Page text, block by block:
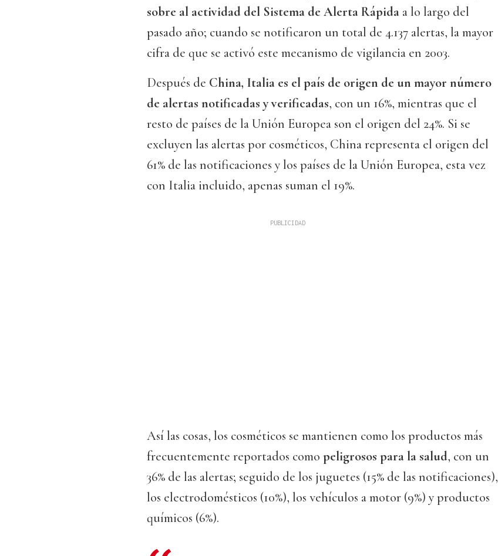
sobre al actividad del Sistema de Alerta Rápida a lo largo del
pasado año; cuando se notificaron un total de 4.137 alertas, la mayor
cifra de que se activó este mecanismo de vigilancia en 2003.
Después de China, Italia es el país de origen de un mayor número
de alertas notificadas y verificadas, con un 16%, mientras que el
resto de países de la Unión Europea son el origen del 24%. Si se
excluyen las alertas por cosméticos, China representa el origen del
61% de las notificaciones y los países de la Unión Europea, esta vez
con Italia incluido, apenas suman el 19%.
Así las cosas, los cosméticos se mantienen como los productos más
frecuentemente reportados como peligrosos para la salud, con un
36% de las alertas; seguido de los juguetes (15% de las notificaciones),
los electrodomésticos (10%), los vehículos a motor (9%) y productos
químicos (6%).